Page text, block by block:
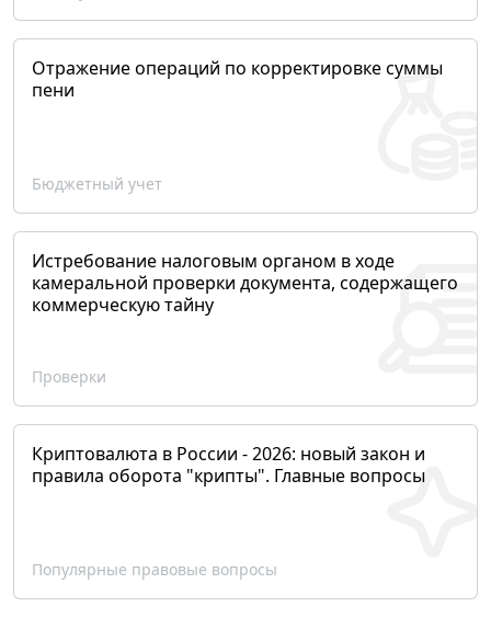
Отражение операций по корректировке суммы
пени
Бюджетный учет
Истребование налоговым органом в ходе
камеральной проверки документа, содержащего
коммерческую тайну
Проверки
Криптовалюта в России - 2026: новый закон и
правила оборота "крипты". Главные вопросы
Популярные правовые вопросы